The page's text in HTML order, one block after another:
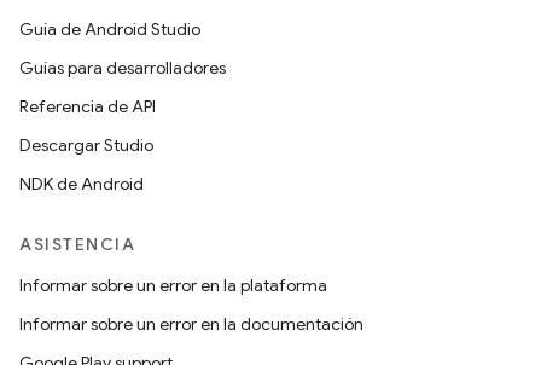
Guía de Android Studio
Guías para desarrolladores
Referencia de API
Descargar Studio
NDK de Android
ASISTENCIA
Informar sobre un error en la plataforma
Informar sobre un error en la documentación